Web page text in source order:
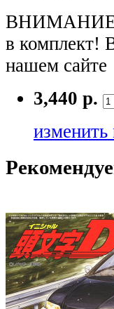
ВНИМАНИЕ!
в комплект!
нашем сайте
3,440 р.